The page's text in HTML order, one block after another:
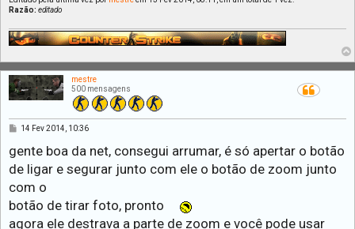
Razão: editado
l
mestre
500 mensagens
M
s
a
g
e
m
14 Fev 2014, 10:36
gente boa da net, consegui arrumar, é só apertar o botão
de ligar e segurar junto com ele o botão de zoom junto
com o
botão de tirar foto, pronto
agora ele destrava a parte de zoom e você pode usar